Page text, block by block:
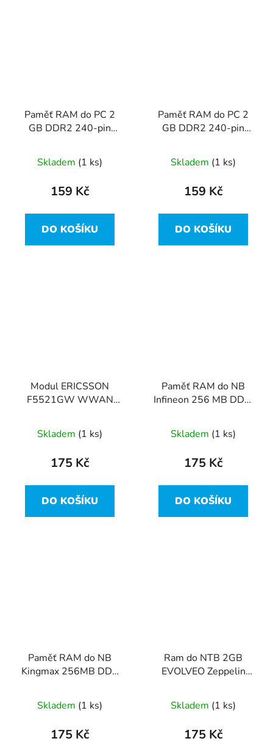
Paměť RAM do PC 2
GB DDR2 240-pin
VD2U800B2G6-B
Skladem (1 ks)
159 Kč
DO KOŠÍKU
Paměť RAM do PC 2
GB DDR2 240-pin
HYMP125U64CP8-S6
AB
Skladem (1 ks)
159 Kč
DO KOŠÍKU
Modul ERICSSON
F5521GW WWAN
WCDMA - HP Probook
Skladem (1 ks)
175 Kč
DO KOŠÍKU
Paměť RAM do NB
Infineon 256 MB DDR,
HYS64D32020HDL-6-
C
Skladem (1 ks)
175 Kč
DO KOŠÍKU
Paměť RAM do NB
Kingmax 256MB DDR
38KT4
Skladem (1 ks)
175 Kč
Ram do NTB 2GB
EVOLVEO Zeppelin
800MHz CL6
Skladem (1 ks)
175 Kč